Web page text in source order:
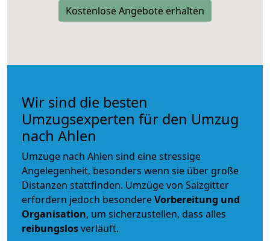
Kostenlose Angebote erhalten
Wir sind die besten
Umzugsexperten für den Umzug
nach Ahlen
Umzüge nach Ahlen sind eine stressige
Angelegenheit, besonders wenn sie über große
Distanzen stattfinden. Umzüge von Salzgitter
erfordern jedoch besondereVorbereitung und
Organisation, um sicherzustellen, dass alles
reibungslosverläuft.